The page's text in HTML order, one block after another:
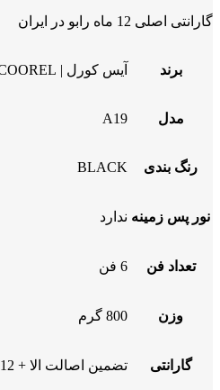
گارانتی اصلی 12 ماه رابو در ایران
برند آیس کورل | ICE COOREL
مدل A19
رنگ بندی BLACK
نور پس زمینه ندارد
تعداد فن 6 فن
وزن 800 گرم
گارانتی تضمین اصالت الا + 12ماه گارانتی اصلی رابو